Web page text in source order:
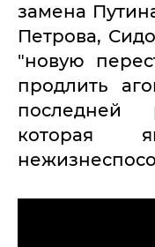
замена
Петрова,
"новую
продлить
последней
которая